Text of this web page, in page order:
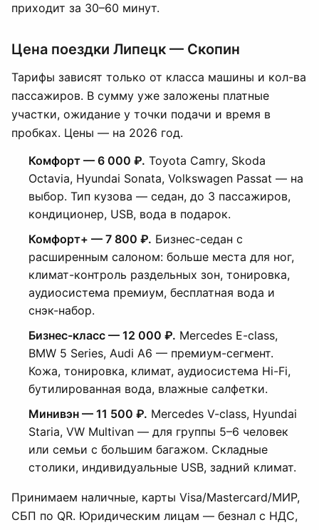
приходит за 30–60 минут.
Цена поездки Липецк — Скопин
Тарифы зависят только от класса машины и кол-ва
пассажиров. В сумму уже заложены платные
участки, ожидание у точки подачи и время в
пробках. Цены — на 2026 год.
Комфорт — 6 000 ₽. Toyota Camry, Skoda
Octavia, Hyundai Sonata, Volkswagen Passat — на
выбор. Тип кузова — седан, до 3 пассажиров,
кондиционер, USB, вода в подарок.
Комфорт+ — 7 800 ₽. Бизнес-седан с
расширенным салоном: больше места для ног,
климат-контроль раздельных зон, тонировка,
аудиосистема премиум, бесплатная вода и
снэк-набор.
Бизнес-класс — 12 000 ₽. Mercedes E-class,
BMW 5 Series, Audi A6 — премиум-сегмент.
Кожа, тонировка, климат, аудиосистема Hi-Fi,
бутилированная вода, влажные салфетки.
Минивэн — 11 500 ₽. Mercedes V-class, Hyundai
Staria, VW Multivan — для группы 5–6 человек
или семьи с большим багажом. Складные
столики, индивидуальные USB, задний климат.
Принимаем наличные, карты Visa/Mastercard/МИР,
СБП по QR. Юридическим лицам — безнал с НДС,